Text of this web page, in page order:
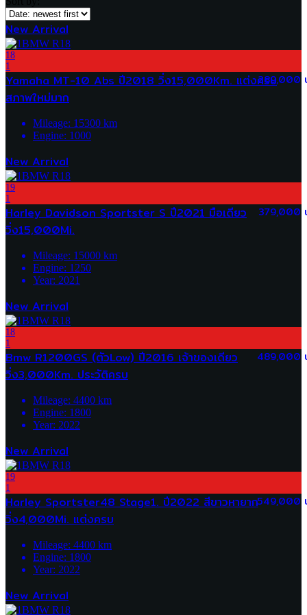
New Arrival
18
1
289,000
Yamaha MT-10 Abs ปี2018 วิ่ง15,000Km. แต่งครบ
สภาพใหม่มาก
Mileage: 15300 km
Engine: 1000
New Arrival
19
1
379,000
Harley Davidson Sportster S ปี2021 มือเดียว
วิ่ง15,000Mi.
Mileage: 15000 km
Engine: 1250
Year: 2021
New Arrival
18
1
489,000
Bmw R1200GS (ตัวLow) ปี2016 เจ้าของเดียว
วิ่ง3,000Km. ประวัติครบ
Mileage: 4400 km
Engine: 1800
Year: 2022
New Arrival
19
1
549,000
Harley Sportster48 Stage1. ปี2022 สีขาวหายาก
วิ่ง4,000Mi. แต่งครบ
Mileage: 4400 km
Engine: 1800
Year: 2022
New Arrival